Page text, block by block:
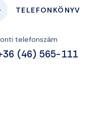
TELEFONKÖNYV
telefonszám
(46) 565-111